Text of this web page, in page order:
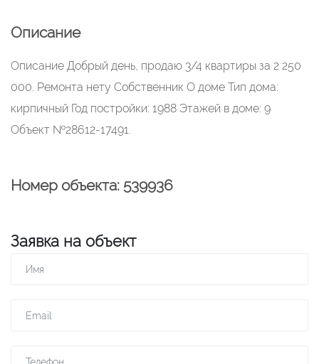
Описание
Описание Добрый день, продаю 3/4 квартиры за 2 250
000. Ремонта нету Собственник О доме Тип дома:
кирпичный Год постройки: 1988 Этажей в доме: 9
Объект №28612-17491.
Номер объекта: 539936
Заявка на объект